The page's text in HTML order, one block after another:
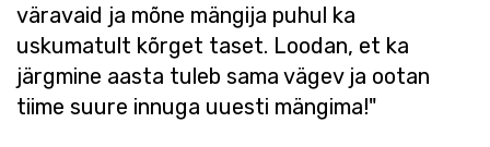
väravaid ja mõne mängija puhul ka
uskumatult kõrget taset. Loodan, et ka
järgmine aasta tuleb sama vägev ja ootan
tiime suure innuga uuesti mängima!"